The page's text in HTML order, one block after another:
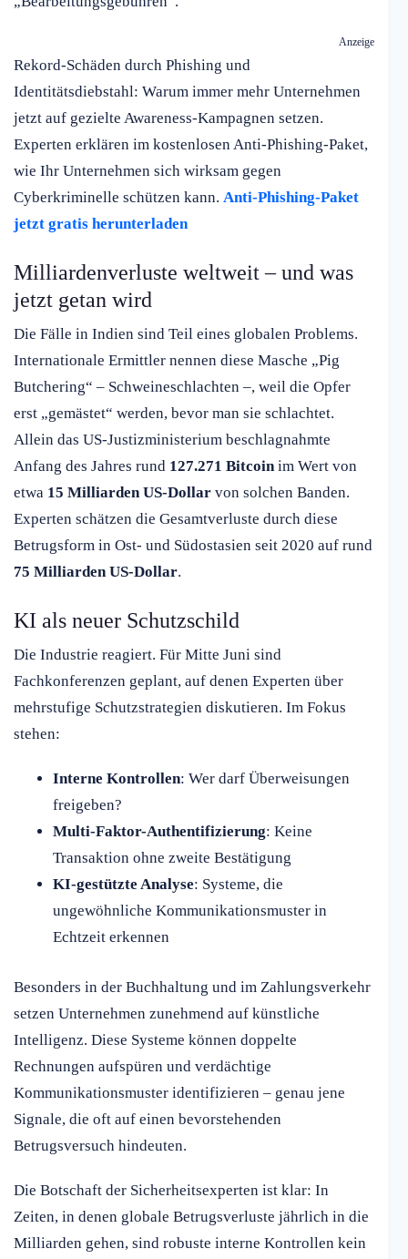
Anzeige
Rekord-Schäden durch Phishing und
Identitätsdiebstahl: Warum immer mehr Unternehmen
jetzt auf gezielte Awareness-Kampagnen setzen.
Experten erklären im kostenlosen Anti-Phishing-Paket,
wie Ihr Unternehmen sich wirksam gegen
Cyberkriminelle schützen kann. Anti-Phishing-Paket
jetzt gratis herunterladen
Milliardenverluste weltweit – und was
jetzt getan wird
Die Fälle in Indien sind Teil eines globalen Problems.
Internationale Ermittler nennen diese Masche „Pig
Butchering“ – Schweineschlachten –, weil die Opfer
erst „gemästet“ werden, bevor man sie schlachtet.
Allein das US-Justizministerium beschlagnahmte
Anfang des Jahres rund 127.271 Bitcoinim Wert von
etwa 15 Milliarden US-Dollar von solchen Banden.
Experten schätzen die Gesamtverluste durch diese
Betrugsform in Ost- und Südostasien seit 2020 auf rund
75 Milliarden US-Dollar.
KI als neuer Schutzschild
Die Industrie reagiert. Für Mitte Juni sind
Fachkonferenzen geplant, auf denen Experten über
mehrstufige Schutzstrategien diskutieren. Im Fokus
stehen:
Interne Kontrollen: Wer darf Überweisungen
freigeben?
Multi-Faktor-Authentifizierung: Keine
Transaktion ohne zweite Bestätigung
KI-gestützte Analyse: Systeme, die
ungewöhnliche Kommunikationsmuster in
Echtzeit erkennen
Besonders in der Buchhaltung und im Zahlungsverkehr
setzen Unternehmen zunehmend auf künstliche
Intelligenz. Diese Systeme können doppelte
Rechnungen aufspüren und verdächtige
Kommunikationsmuster identifizieren – genau jene
Signale, die oft auf einen bevorstehenden
Betrugsversuch hindeuten.
Die Botschaft der Sicherheitsexperten ist klar: In
Zeiten, in denen globale Betrugsverluste jährlich in die
Milliarden gehen, sind robuste interne Kontrollen kein